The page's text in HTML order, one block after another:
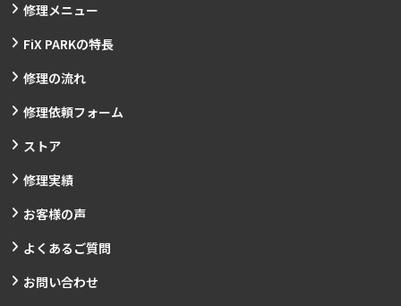
修理メニュー
FiX PARKの特長
修理の流れ
修理依頼フォーム
ストア
修理実績
お客様の声
よくあるご質問
お問い合わせ